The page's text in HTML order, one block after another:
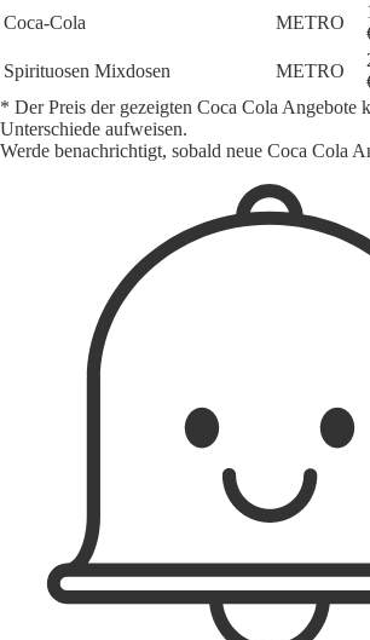
Coca-Cola
METRO
Spirituosen Mixdosen
METRO
* Der Preis der gezeigten Coca Cola Angebote
Unterschiede aufweisen.
Werde benachrichtigt, sobald neue Coca Cola